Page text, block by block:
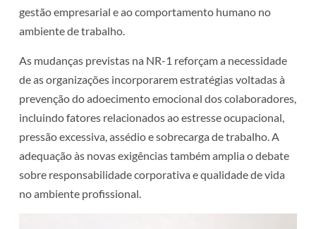
gestão empresarial e ao comportamento humano no
ambiente de trabalho.
As mudanças previstas na NR-1 reforçam a necessidade
de as organizações incorporarem estratégias voltadas à
prevenção do adoecimento emocional dos colaboradores,
incluindo fatores relacionados ao estresse ocupacional,
pressão excessiva, assédio e sobrecarga de trabalho. A
adequação às novas exigências também amplia o debate
sobre responsabilidade corporativa e qualidade de vida
no ambiente profissional.